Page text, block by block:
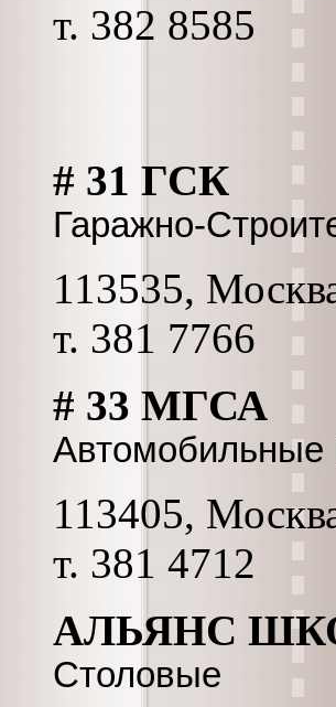
т. 382 8585
# 31 ГСК
Гаражно-
113535,
т. 381 7766
# 33 МГСА
Автомобильные
113405,
т. 381 4712
АЛЬЯНС
Столовые